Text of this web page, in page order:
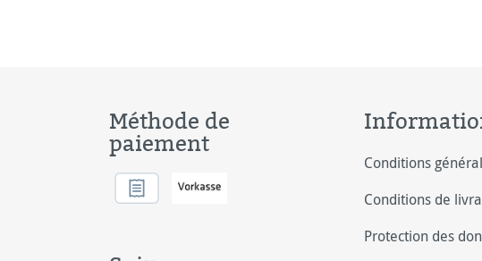
Méthode de
paiement
Conditions
Conditions de
Protection des